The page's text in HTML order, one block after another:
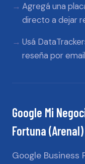
Agregá una
directo a dejar
Usá
reseña por
Google Mi
Fortuna (Arenal)
Google